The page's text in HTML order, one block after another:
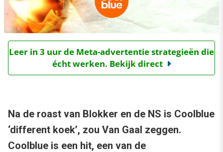
Leer in 3 uur de Meta-advertentie strategieën die
écht werken. Bekijk direct
Na de roast van Blokker en de NS is Coolblue
‘different koek’, zou Van Gaal zeggen.
Coolblue is een hit, een van de